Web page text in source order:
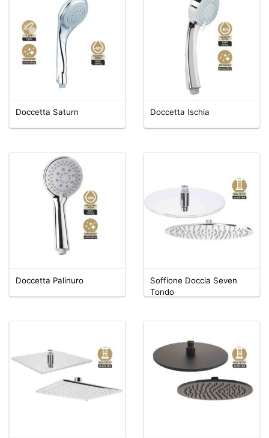
Doccetta Saturn Doccetta Ischia
Doccetta Palinuro
Soffione Doccia Seven
Tondo